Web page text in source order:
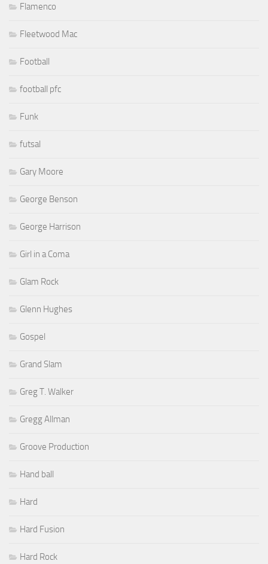
Flamenco
Fleetwood Mac
Football
football pfc
Funk
futsal
Gary Moore
George Benson
George Harrison
Girl in a Coma
Glam Rock
Glenn Hughes
Gospel
Grand Slam
Greg T. Walker
Gregg Allman
Groove Production
Hand ball
Hard
Hard Fusion
Hard Rock